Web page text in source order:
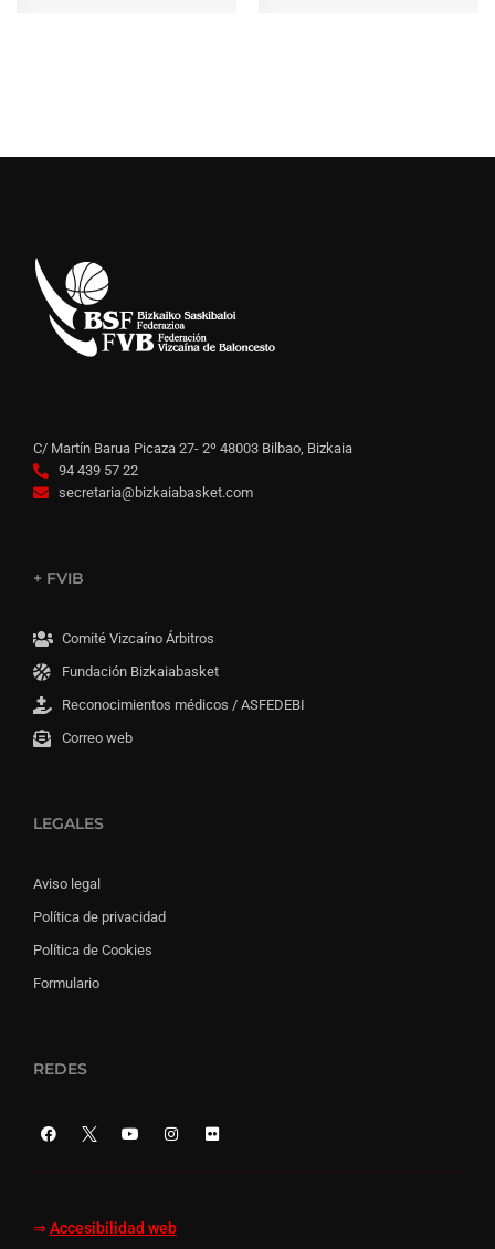
C/ Martín Barua Picaza 27- 2º 48003 Bilbao, Bizkaia
94 439 57 22
secretaria@bizkaiabasket.com
+ FVIB
Comité Vizcaíno Árbitros
Fundación Bizkaiabasket
Reconocimientos médicos / ASFEDEBI
Correo web
LEGALES
Aviso legal
Política de privacidad
Política de Cookies
Formulario
REDES
⇒ Accesibilidad web